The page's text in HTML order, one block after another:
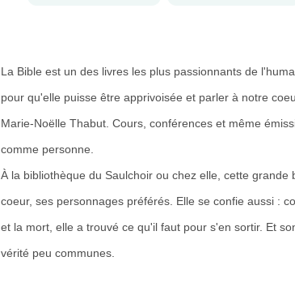
La Bible est un des livres les plus passionnants de
pour qu'elle puisse être apprivoisée et parler à notre
Marie-Noëlle Thabut. Cours, conférences et même
comme personne.
À la bibliothèque du Saulchoir ou chez elle, cette
coeur, ses personnages préférés. Elle se confie aussi :
et la mort, elle a trouvé ce qu'il faut pour s'en sortir. Et
vérité peu communes.